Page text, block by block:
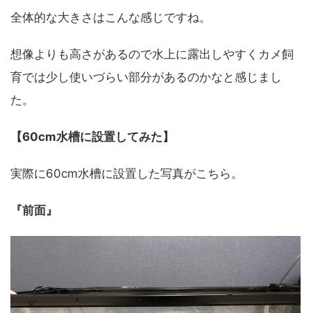
全体的な大きさはこんな感じですね。
想像よりも高さがあるので水上に露出しやすくカメ飼
育では少し使いづらい部分があるのかなと感じまし
た。
【60cm水槽に設置してみた】
実際に60cm水槽に設置した写真がこちら。
『前面』